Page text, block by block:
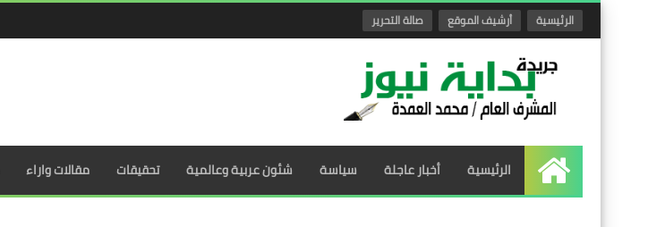
الرئيسية أرشيف الموقع صالة التحرير
الرئيسية
الرئيسية أخبار عاجلة سياسة شئون عربية وعالمية تحقيقات مقالات واراء